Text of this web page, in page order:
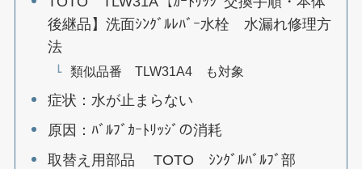
後継品】洗面ｼﾝｸﾞﾙﾚﾊﾞｰ水栓 水漏れ修理方
法
類似品番 TLW31A4 も対象
症状：水が止まらない
原因：ﾊﾞﾙﾌﾞｶｰﾄﾘｯｼﾞの消耗
取替え用部品 TOTO ｼﾝｸﾞﾙﾊﾞﾙﾌﾞ部